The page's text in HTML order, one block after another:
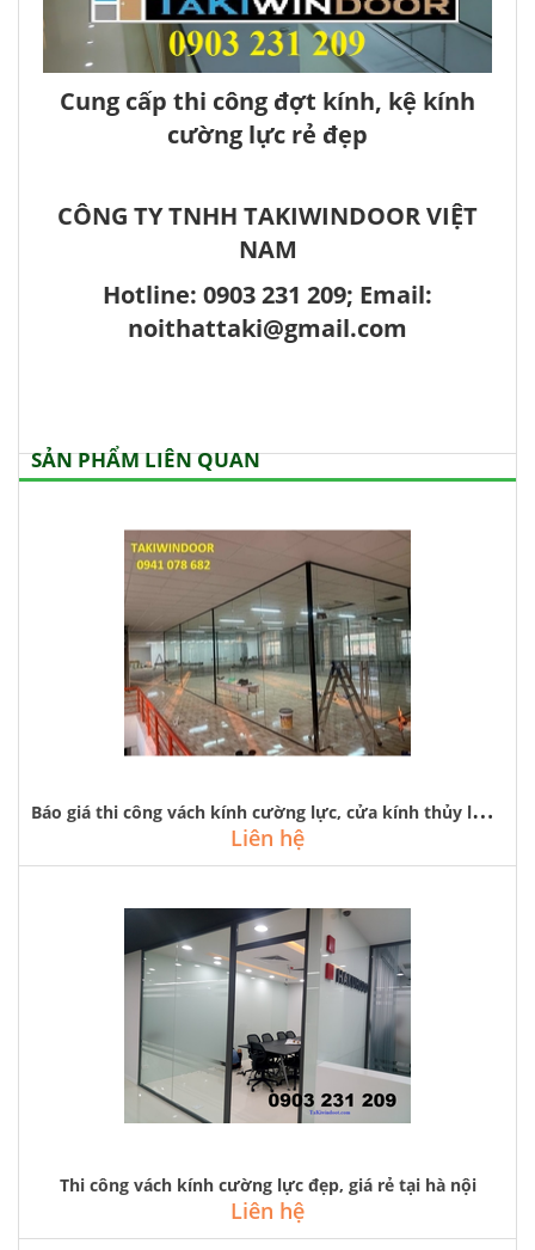
Cung cấp thi công đợt kính, kệ kính
cường lực rẻ đẹp
CÔNG TY TNHH TAKIWINDOOR VIỆT
NAM
Hotline: 0903 231 209; Email:
noithattaki@gmail.com
SẢN PHẨM LIÊN QUAN
B
áo giá thi công vách kính cường lực, cửa kính thủy lực tại hà nội
Liên hệ
Thi công vách kính cường lực đẹp, giá rẻ tại hà nội
Liên hệ